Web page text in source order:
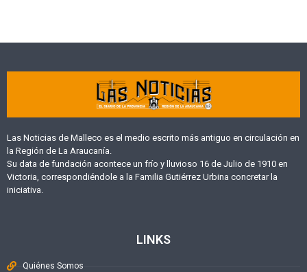
Las Noticias de Malleco es el medio escrito más antiguo en circulación en
la Región de La Araucanía.
Su data de fundación acontece un frío y lluvioso 16 de Julio de 1910 en
Victoria, correspondiéndole a la Familia Gutiérrez Urbina concretar la
iniciativa.
LINKS
Quiénes Somos